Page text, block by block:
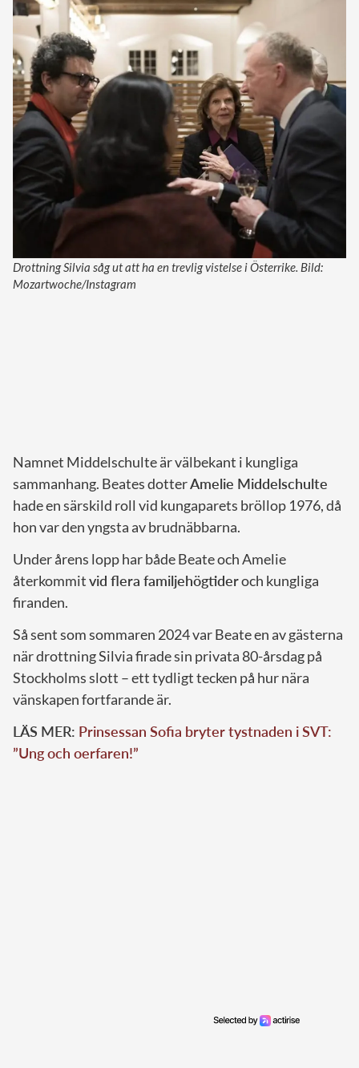
Drottning Silvia såg ut att ha en trevlig vistelse i Österrike. Bild:
Mozartwoche/Instagram
Namnet Middelschulte är välbekant i kungliga
sammanhang. Beates dotterAmelie Middelschulte
hade en särskild roll vid kungaparets bröllop 1976, då
hon var den yngsta av brudnäbbarna.
Under årens lopp har både Beate och Amelie
återkommitvid flera familjehögtideroch kungliga
firanden.
Så sent som sommaren 2024 var Beate en av gästerna
när drottning Silvia firade sin privata 80-årsdag på
Stockholms slott – ett tydligt tecken på hur nära
vänskapen fortfarande är.
LÄS MER: Prinsessan Sofia bryter tystnaden i SVT:
”Ung och oerfaren!”